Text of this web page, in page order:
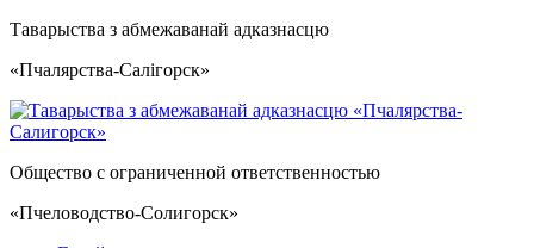
Таварыства з абмежаванай адказнасцю
«Пчалярства-Салiгорск»
Общество с ограниченной ответственностью
«Пчеловодство-Солигорск»